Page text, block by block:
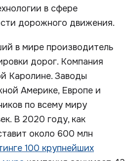
в сфере
дорожного движения.
в мире производитель
дорог. Компания
Каролине. Заводы
Америке, Европе и
по всему миру
В 2020 году, как
около 600 млн
100 крупнейших